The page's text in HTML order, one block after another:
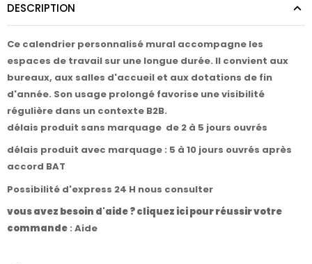
DESCRIPTION
Ce calendrier personnalisé mural accompagne les
espaces de travail sur une longue durée. Il convient aux
bureaux, aux salles d'accueil et aux dotations de fin
d'année. Son usage prolongé favorise une visibilité
régulière dans un contexte B2B.
délais produit sans marquage de 2 à 5 jours ouvrés
délais produit avec marquage : 5 à 10 jours ouvrés après
accord BAT
Possibilité d'express 24 H nous consulter
vous avez besoin d'aide ? cliquez ici pour réussir votre
commande : Aide